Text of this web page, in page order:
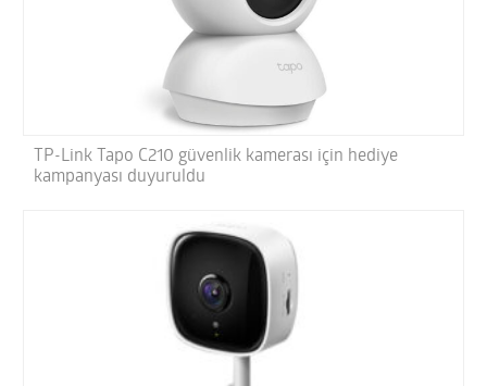
TP-Link Tapo C210 güvenlik kamerası için hediye
kampanyası duyuruldu